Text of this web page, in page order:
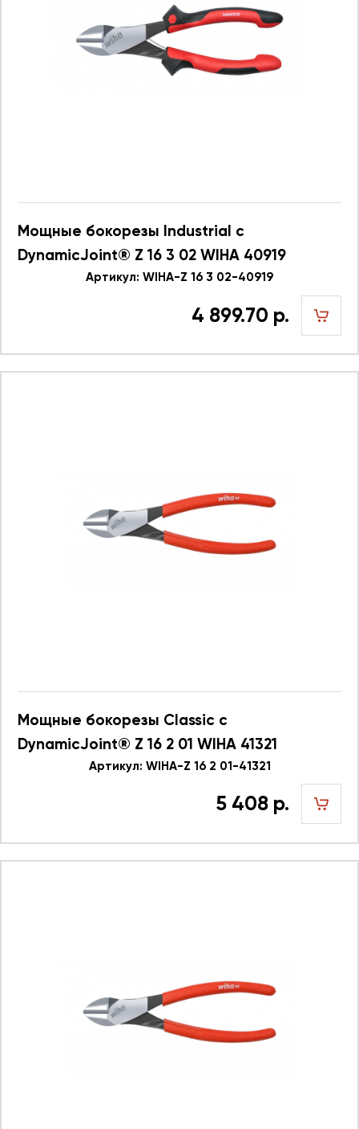
Мощные бокорезы Industrial с
DynamicJoint® Z 16 3 02 WIHA 40919
Артикул: WIHA-Z 16 3 02-40919
4 899.70 р.
Мощные бокорезы Classic с
DynamicJoint® Z 16 2 01 WIHA 41321
Артикул: WIHA-Z 16 2 01-41321
5 408 р.